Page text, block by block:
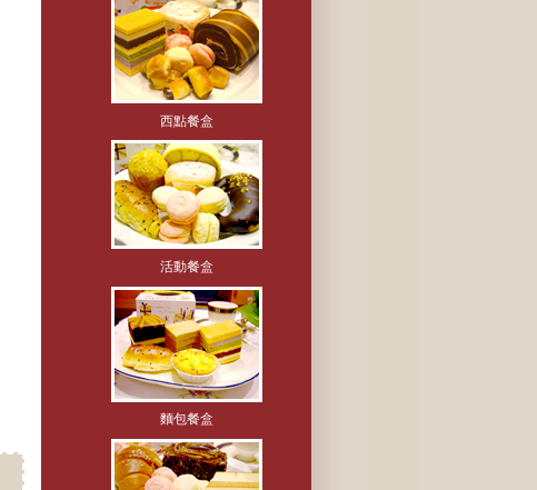
西點餐盒
活動餐盒
麵包餐盒